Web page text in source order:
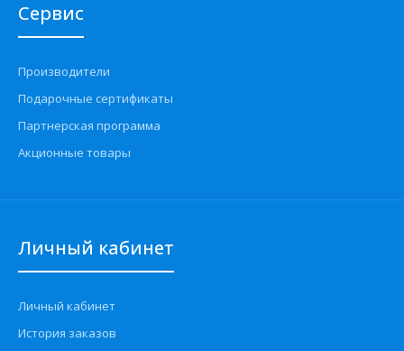
Сервис
Производители
Подарочные сертификаты
Партнерская программа
Акционные товары
Личный кабинет
Личный кабинет
История заказов